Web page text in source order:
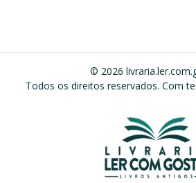
© 2026
Todos os direitos reservados. Com